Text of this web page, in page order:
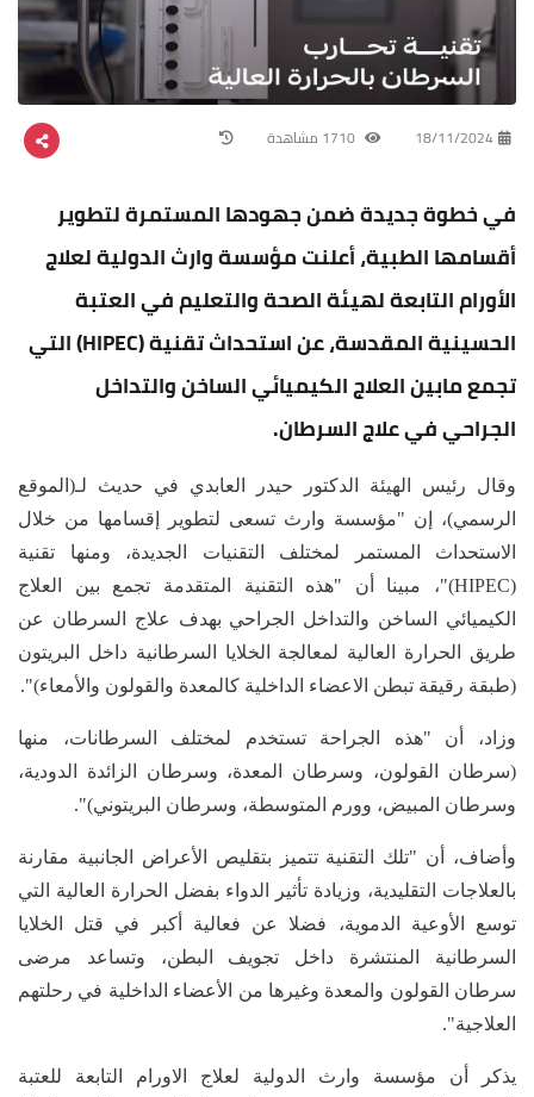
18/11/2024
في خطوة جديدة ضمن جهودها المستمرة لتطوير
أقسامها الطبية، أعلنت مؤسسة وارث الدولية لعلاج
الأورام التابعة لهيئة الصحة والتعليم في العتبة
الحسينية المقدسة، عن استحداث تقنية (HIPEC) التي
تجمع مابين العلاج الكيميائي الساخن والتداخل
الجراحي في علاج السرطان.
وقال رئيس الهيئة الدكتور حيدر العابدي في حديث لـ(الموقع
الرسمي)، إن "مؤسسة وارث تسعى لتطوير إقسامها من خلال
الاستحداث المستمر لمختلف التقنيات الجديدة، ومنها تقنية
(HIPEC)"، مبينا أن "هذه التقنية المتقدمة تجمع بين العلاج
الكيميائي الساخن والتداخل الجراحي بهدف علاج السرطان عن
طريق الحرارة العالية لمعالجة الخلايا السرطانية داخل البريتون
(طبقة رقيقة تبطن الاعضاء الداخلية كالمعدة والقولون والأمعاء)".
وزاد، أن "هذه الجراحة تستخدم لمختلف السرطانات، منها
(سرطان القولون، وسرطان المعدة، وسرطان الزائدة الدودية،
وسرطان المبيض، وورم المتوسطة، وسرطان البريتوني)".
وأضاف، أن "تلك التقنية تتميز بتقليص الأعراض الجانبية مقارنة
بالعلاجات التقليدية، وزيادة تأثير الدواء بفضل الحرارة العالية التي
توسع الأوعية الدموية، فضلا عن فعالية أكبر في قتل الخلايا
السرطانية المنتشرة داخل تجويف البطن، وتساعد مرضى
سرطان القولون والمعدة وغيرها من الأعضاء الداخلية في رحلتهم
العلاجية".
يذكر أن مؤسسة وارث الدولية لعلاج الاورام التابعة للعتبة